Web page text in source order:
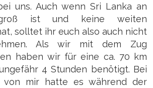
uns. Auch wenn Sri Lanka an
ist und keine weiten
solltet ihr euch also auch nicht
Als wir mit dem Zug
haben wir für eine ca. 70 km
4 Stunden benötigt. Bei
von mir hatte es während der